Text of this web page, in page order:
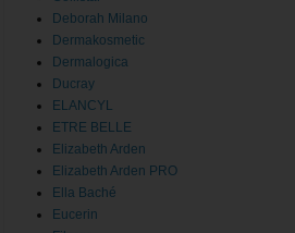
Deborah Milano
Dermakosmetic
Dermalogica
Ducray
ELANCYL
ETRE BELLE
Elizabeth Arden
Elizabeth Arden PRO
Ella Baché
Eucerin